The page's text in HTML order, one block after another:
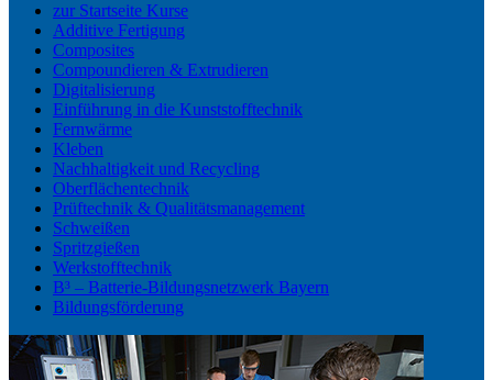
zur Startseite Kurse
Additive Fertigung
Composites
Compoundieren & Extrudieren
Digitalisierung
Einführung in die Kunststofftechnik
Fernwärme
Kleben
Nachhaltigkeit und Recycling
Oberflächentechnik
Prüftechnik & Qualitätsmanagement
Schweißen
Spritzgießen
Werkstofftechnik
B³ – Batterie-Bildungsnetzwerk Bayern
Bildungsförderung